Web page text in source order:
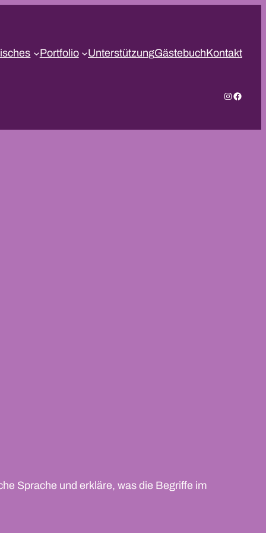
Portfolio UnterstützungGästebuchKontakt
Instagram
Sprache und erkläre, was die Begriffe im